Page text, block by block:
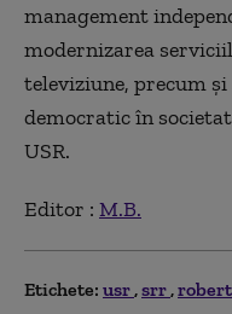
management
modernizarea
televiziune, precum
democratic în
USR.
Editor : M.B.
Etichete: usr srr